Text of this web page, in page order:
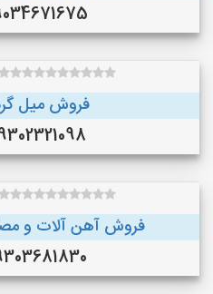
09034671675
فروش میل
09302321098
فروش آهن آلات و
09303681830